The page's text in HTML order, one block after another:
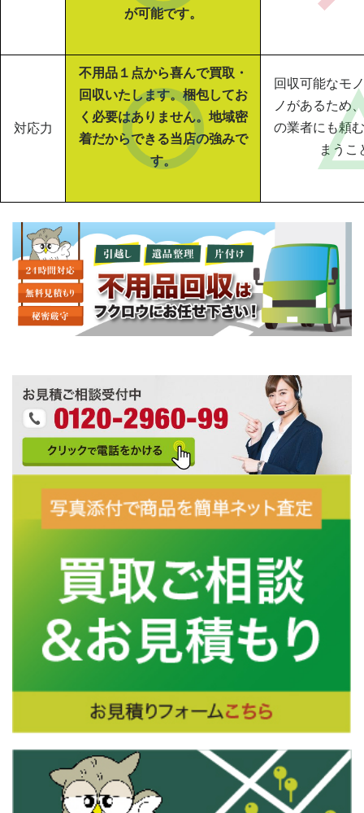
が可能です。
対応力
不用品１点から喜んで買取・
回収いたします。梱包してお
く必要はありません。地域密
着だからできる当店の強みで
す。
回収可能なモ
ノがあるため
の業者にも頼
まうこ